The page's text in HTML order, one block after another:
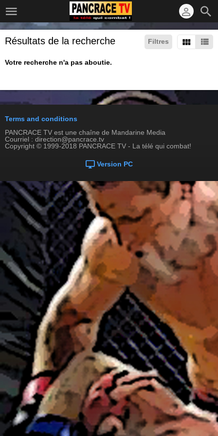
Filtres
Résultats de la recherche
Votre recherche n'a pas aboutie.
Terms and conditions
PANCRACE TV est une chaîne de Mandarine Media
Courriel : direction@pancrace.tv
Copyright © 1999-2018 PANCRACE TV - La télé qui combat!
Version PC